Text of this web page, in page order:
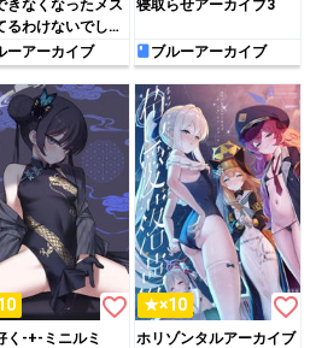
きなくなったメス
るわけないでしょ
ーアーカイブ
寝取らせアーカイブ3
ブルーアーカイブ
favorite_border
く-+-ミニルミ
★×10 favorite_border
ホリゾンタルアーカイブ